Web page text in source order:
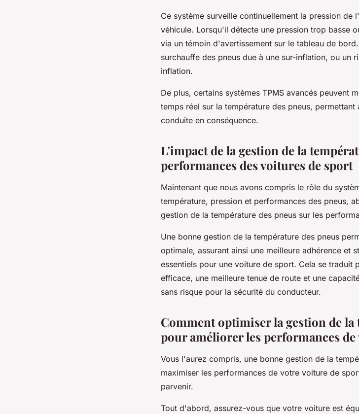
Ce système surveille continuellement la pression
véhicule. Lorsqu'il détecte une pression trop basse
via un témoin d'avertissement sur le tableau de
surchauffe des pneus due à une sur-inflation, ou un
inflation.
De plus, certains systèmes TPMS avancés peuvent
temps réel sur la température des pneus,
conduite en conséquence.
L'impact de la gestion de la
performances des voitures de sport
Maintenant que nous avons compris le rôle du
température, pression et performances des pneus,
gestion de la température des pneus sur les
Une bonne gestion de la température des pneus
optimale, assurant ainsi une meilleure adhérence et
essentiels pour une voiture de sport. Cela se traduit
efficace, une meilleure tenue de route et une
sans risque pour la sécurité du conducteur.
Comment optimiser la gestion de la
pour améliorer les performances
Vous l'aurez compris, une bonne gestion de la
maximiser les performances de votre voiture de
parvenir.
Tout d'abord, assurez-vous que votre voiture est